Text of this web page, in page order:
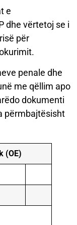
e
dhe vërtetoj se i
për
penale dhe
me qëllim apo
dokumenti
përmbajtësisht
(OE)